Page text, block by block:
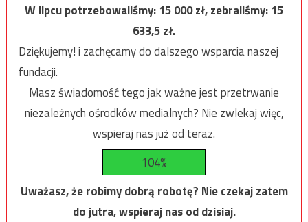
W lipcu potrzebowaliśmy:15 000zł, zebraliśmy:15
633,5zł.
Dziękujemy! i zachęcamy do dalszego wsparcia naszej
fundacji.
Masz świadomość tego jak ważne jest przetrwanie
niezależnych ośrodków medialnych? Nie zwlekaj więc,
wspieraj nas już od teraz.
104%
Uważasz, że robimy dobrą robotę? Nie czekaj zatem
do jutra, wspieraj nas od dzisiaj.